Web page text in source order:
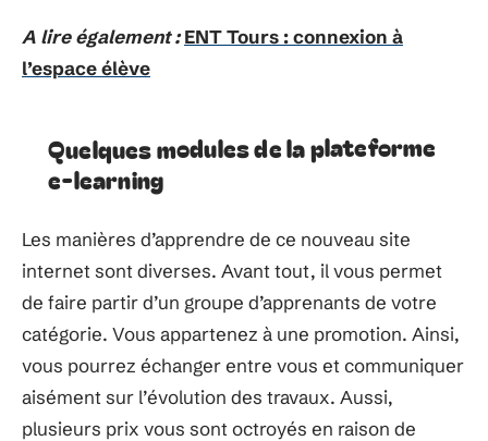
A lire également : ENT Tours : connexion à
l’espace élève
Quelques modules de la plateforme
e-learning
Les manières d’apprendre de ce nouveau site
internet sont diverses. Avant tout, il vous permet
de faire partir d’un groupe d’apprenants de votre
catégorie. Vous appartenez à une promotion. Ainsi,
vous pourrez échanger entre vous et communiquer
aisément sur l’évolution des travaux. Aussi,
plusieurs prix vous sont octroyés en raison de